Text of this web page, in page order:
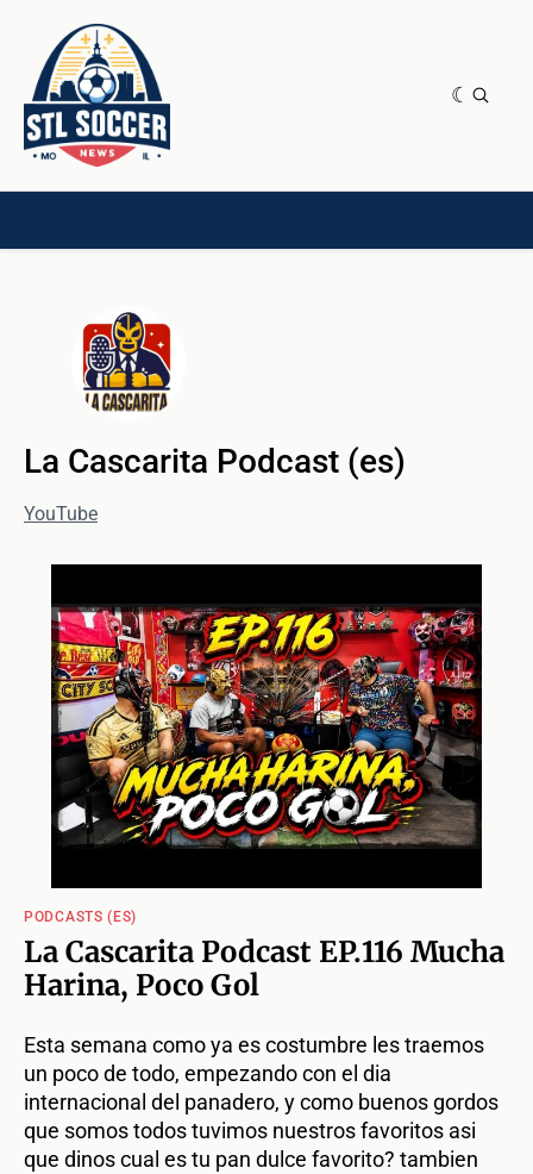
La Cascarita Podcast (es)
YouTube
PODCASTS (ES)
La Cascarita Podcast EP.116 Mucha
Harina, Poco Gol
Esta semana como ya es costumbre les traemos
un poco de todo, empezando con el dia
internacional del panadero, y como buenos gordos
que somos todos tuvimos nuestros favoritos asi
que dinos cual es tu pan dulce favorito? tambien